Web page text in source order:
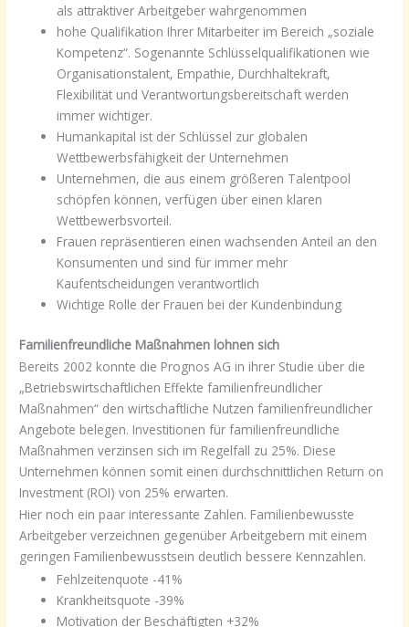
als attraktiver Arbeitgeber wahrgenommen
hohe Qualifikation Ihrer Mitarbeiter im Bereich „soziale
Kompetenz“. Sogenannte Schlüsselqualifikationen wie
Organisationstalent, Empathie, Durchhaltekraft,
Flexibilität und Verantwortungsbereitschaft werden
immer wichtiger.
Humankapital ist der Schlüssel zur globalen
Wettbewerbsfähigkeit der Unternehmen
Unternehmen, die aus einem größeren Talentpool
schöpfen können, verfügen über einen klaren
Wettbewerbsvorteil.
Frauen repräsentieren einen wachsenden Anteil an den
Konsumenten und sind für immer mehr
Kaufentscheidungen verantwortlich
Wichtige Rolle der Frauen bei der Kundenbindung
Familienfreundliche Maßnahmen lohnen sich
Bereits 2002 konnte die Prognos AG in ihrer Studie über die
„Betriebswirtschaftlichen Effekte familienfreundlicher
Maßnahmen“ den wirtschaftliche Nutzen familienfreundlicher
Angebote belegen. Investitionen für familienfreundliche
Maßnahmen verzinsen sich im Regelfall zu 25%. Diese
Unternehmen können somit einen durchschnittlichen Return on
Investment (ROI) von 25% erwarten.
Hier noch ein paar interessante Zahlen. Familienbewusste
Arbeitgeber verzeichnen gegenüber Arbeitgebern mit einem
geringen Familienbewusstsein deutlich bessere Kennzahlen.
Fehlzeitenquote -41%
Krankheitsquote -39%
Motivation der Beschäftigten +32%